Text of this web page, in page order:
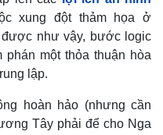
xung đột thảm họa ở
như vậy, bước logic
một thỏa thuận hòa
lập.
hoàn hảo (nhưng cần
Tây phải để cho Nga